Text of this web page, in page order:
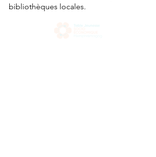
bibliothèques locales.